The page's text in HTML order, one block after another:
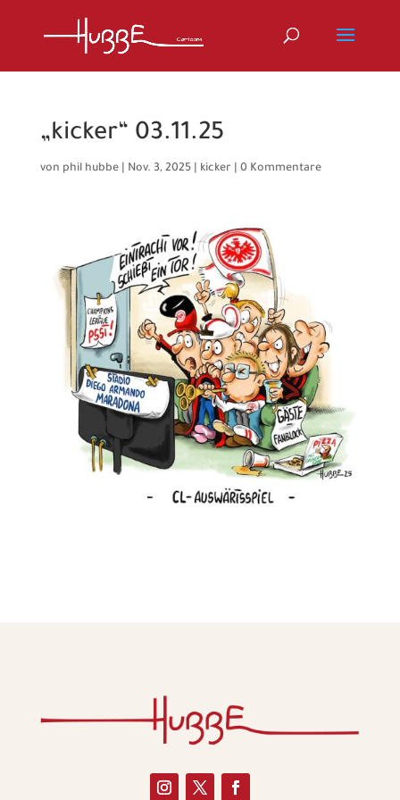
„kicker“ 03.11.25
von phil hubbe| Nov. 3, 2025| kicker| 0 Kommentare